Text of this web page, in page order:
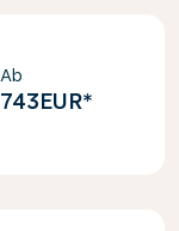
Ab
743EUR*